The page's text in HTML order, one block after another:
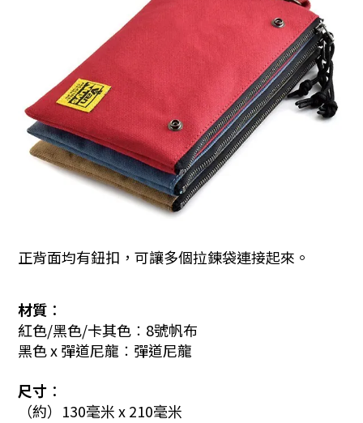
正背面均有鈕扣，可讓多個拉鍊袋連接起來。
材質︰
紅色/黑色/卡其色︰8號帆布
黑色 x 彈道尼龍︰彈道尼龍
尺寸︰
（約）130毫米 x 210毫米